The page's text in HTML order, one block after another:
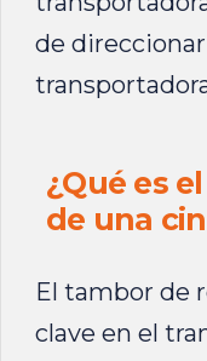
de
¿Qué es
de una
El tambor de
clave en el